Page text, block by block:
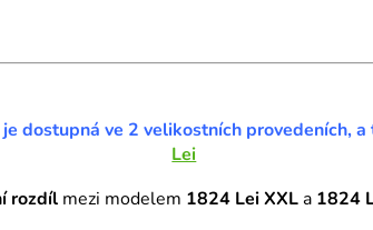
dostupná ve 2 velikostních provedeních, a
Lei
rozdíl mezi modelem 1824 Lei XXLa 1824